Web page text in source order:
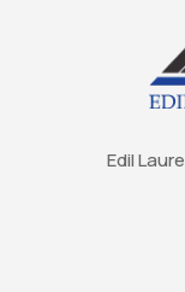
Edil